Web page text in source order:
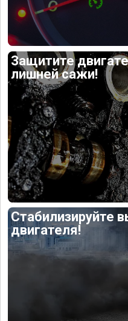
Защитите
лишней сажи!
Стабилизируйте
двигателя!